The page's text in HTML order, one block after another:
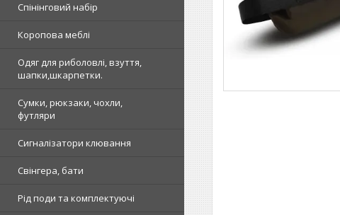
Спінінговий набір
Коропова меблі
Одяг для риболовлі, взуття,
шапки,шкарпетки.
Сумки, рюкзаки, чохли,
футляри
Сигналізатори клювання
Свінгера, бати
Рід поди та комплектуючі